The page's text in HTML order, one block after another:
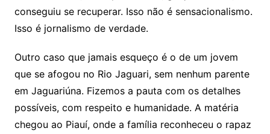
conseguiu se recuperar. Isso não é sensacionalismo.
Isso é jornalismo de verdade.
Outro caso que jamais esqueço é o de um jovem
que se afogou no Rio Jaguari, sem nenhum parente
em Jaguariúna. Fizemos a pauta com os detalhes
possíveis, com respeito e humanidade. A matéria
chegou ao Piauí, onde a família reconheceu o rapaz